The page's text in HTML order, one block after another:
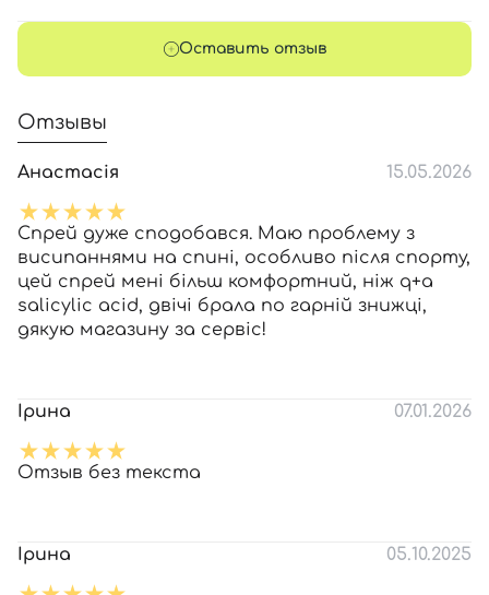
Оставить отзыв
Отзывы
Анастасія 15.05.2026
Спрей дуже сподобався. Маю проблему з
висипаннями на спині, особливо після спорту,
цей спрей мені більш комфортний, ніж q+a
salicylic acid, двічі брала по гарній знижці,
дякую магазину за сервіс!
Ірина 07.01.2026
Отзыв без текста
Ірина 05.10.2025